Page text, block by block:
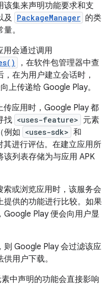
该集来声明功能要求和支
及 PackageManager 的类
。
用会通过调用
，在软件包管理器中查
在为用户建立会话时，
上传递给 Google Play。
应用时，Google Play 都
找 <uses-feature> 元素
例如 <uses-sdk> 和
其进行评估。在建立应用所
列表存储为与应用 APK
或浏览应用时，该服务会
提供的功能进行比较。如果
Play 便会向用户显
Google Play 会过滤该应
用户下载。
素中声明的功能会直接影响